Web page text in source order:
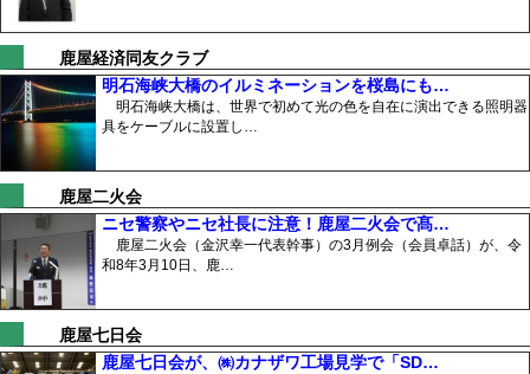
鹿屋経済同友クラブ
明石海峡大橋のイルミネーションを桜島にも…
明石海峡大橋は、世界で初めて光の色を自在に演出できる照明器
具をケーブルに設置し…
鹿屋二火会
ニセ警察やニセ社長に注意！鹿屋二火会で髙…
鹿屋二火会（金沢幸一代表幹事）の3月例会（会員卓話）が、令
和8年3月10日、鹿…
鹿屋七日会
鹿屋七日会が、㈱カナザワ工場見学で「SD…